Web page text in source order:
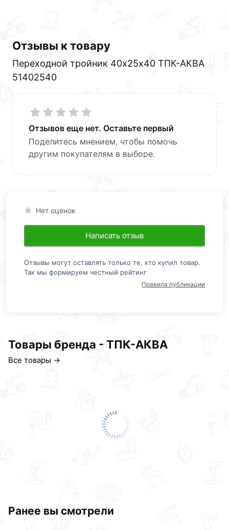
Отзывы к товару
Переходной тройник 40х25х40 ТПК-АКВА
51402540
Отзывов еще нет. Оставьте первый
Поделитесь мнением, чтобы помочь
другим покупателям в выборе.
Нет оценок
Написать отзыв
Отзывы могут оставлять только те, кто купил товар.
Так мы формируем честный рейтинг
Правила публикации
Товары бренда - ТПК-АКВА
Все товары →
Ранее вы смотрели